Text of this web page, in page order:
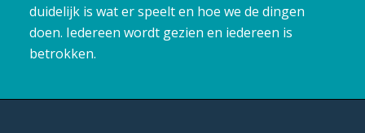
duidelijk is wat er speelt en hoe we de dingen
doen. Iedereen wordt gezien en iedereen is
betrokken.